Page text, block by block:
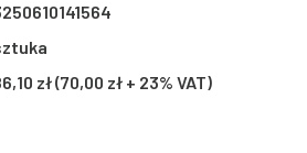
zł (70,00 zł + 23% VAT)